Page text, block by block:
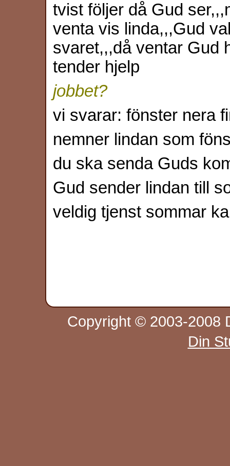
tvist följer då Gud
venta vis linda,,,Gud
svaret,,,då ventar Gud
tender hjelp
jobbet?
vi svarar: fönster nera
nemner lindan som
du ska senda Guds
Gud sender lindan till
veldig tjenst sommar
Copyright © 2003-2008
Din